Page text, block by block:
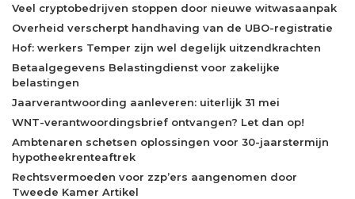
Veel cryptobedrijven stoppen door nieuwe witwasaanpak
Overheid verscherpt handhaving van de UBO-registratie
Hof: werkers Temper zijn wel degelijk uitzendkrachten
Betaalgegevens Belastingdienst voor zakelijke
belastingen
Jaarverantwoording aanleveren: uiterlijk 31 mei
WNT-verantwoordingsbrief ontvangen? Let dan op!
Ambtenaren schetsen oplossingen voor 30-jaarstermijn
hypotheekrenteaftrek
Rechtsvermoeden voor zzp’ers aangenomen door
Tweede Kamer Artikel